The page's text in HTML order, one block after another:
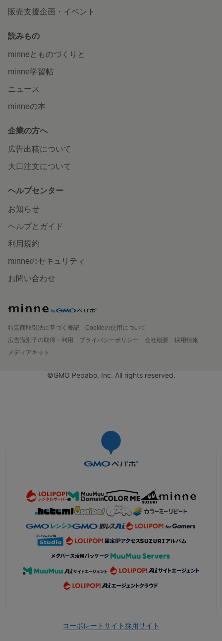
販売支援企画・イベント
読みもの
minneとものづくりと
minne学習帖
ニュース
minneの本
企業の方へ
広告出稿について
大口注文について
ヘルプセンター
お知らせ
ヘルプとガイド
利用規約
minneのセキュリティ
お問い合わせ
特定商取引法に基づく表記
Cookieの使用について
広告識別子の取得・利用
プライバシーポリシー 会社概要
採用情報
メディアキット
©GMO Pepabo, Inc. All rights reserved.
コーポレートサイト採用サイト